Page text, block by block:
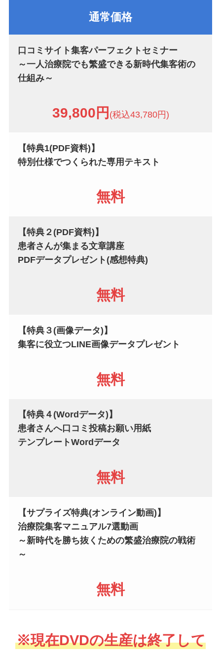
通常価格
口コミサイト集客パーフェクトセミナー
～一人治療院でも繁盛できる新時代集客術の
仕組み～
39,800円 (税込43,780円)
【特典1(PDF資料)】
特別仕様でつくられた専用テキスト
無料
【特典２(PDF資料)】
患者さんが集まる文章講座
PDFデータプレゼント (感想特典)
無料
【特典３(画像データ)】
集客に役立つLINE画像データプレゼント
無料
【特典４(Wordデータ)】
患者さんへ口コミ投稿お願い用紙
テンプレートWord データ
無料
【サプライズ特典(オンライン動画)】
治療院集客マニュアル7選動画
～新時代を勝ち抜くための繁盛治療院の戦術
～
無料
※現在DVDの生産は終了して